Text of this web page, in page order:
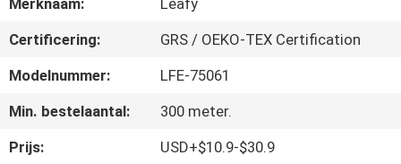
ONS
NIEUWS
Merknaam:
Leafy
Certificering:
GRS / OEKO-TEX Certification
Modelnummer:
LFE-75061
Min. bestelaantal:
300 meter.
Prijs:
USD+$10.9-$30.9